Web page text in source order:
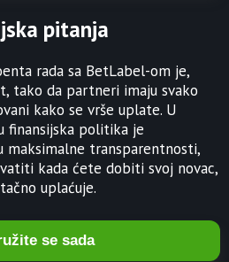
pitanja
rada sa BetLabel-om je,
tako da partneri imaju svako
kako se vrše uplate. U
finansijska politika je
maksimalne transparentnosti,
kada ćete dobiti svoj novac,
uplaćuje.
se sada